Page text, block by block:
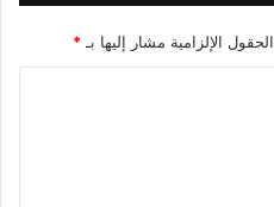
الحقول الإلزامية مشار إليها بـ*